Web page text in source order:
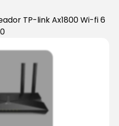
TP-link Ax1800 Wi-fi 6